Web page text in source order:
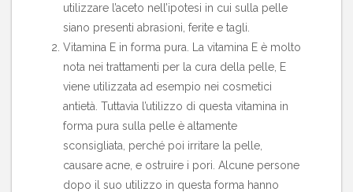
utilizzare l’aceto nell’ipotesi in cui sulla pelle
siano presenti abrasioni, ferite e tagli.
Vitamina E in forma pura. La vitamina E è molto
nota nei trattamenti per la cura della pelle, E
viene utilizzata ad esempio nei cosmetici
antietà. Tuttavia l’utilizzo di questa vitamina in
forma pura sulla pelle è altamente
sconsigliata, perché poi irritare la pelle,
causare acne, e ostruire i pori. Alcune persone
dopo il suo utilizzo in questa forma hanno